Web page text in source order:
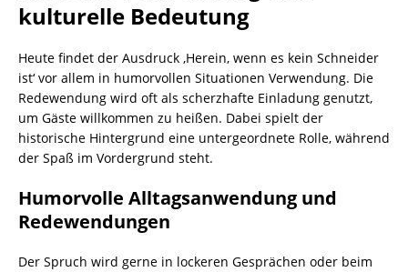
kulturelle Bedeutung
Heute findet der Ausdruck ‚Herein, wenn es kein Schneider
ist‘ vor allem in humorvollen Situationen Verwendung. Die
Redewendung wird oft als scherzhafte Einladung genutzt,
um Gäste willkommen zu heißen. Dabei spielt der
historische Hintergrund eine untergeordnete Rolle, während
der Spaß im Vordergrund steht.
Humorvolle Alltagsanwendung und
Redewendungen
Der Spruch wird gerne in lockeren Gesprächen oder beim